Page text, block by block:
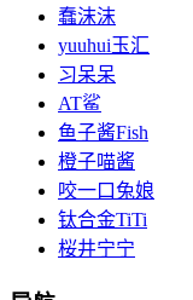
蠢沫沫
yuuhui玉汇
习呆呆
AT鲨
鱼子酱Fish
橙子喵酱
咬一口兔娘
钛合金TiTi
桜井宁宁